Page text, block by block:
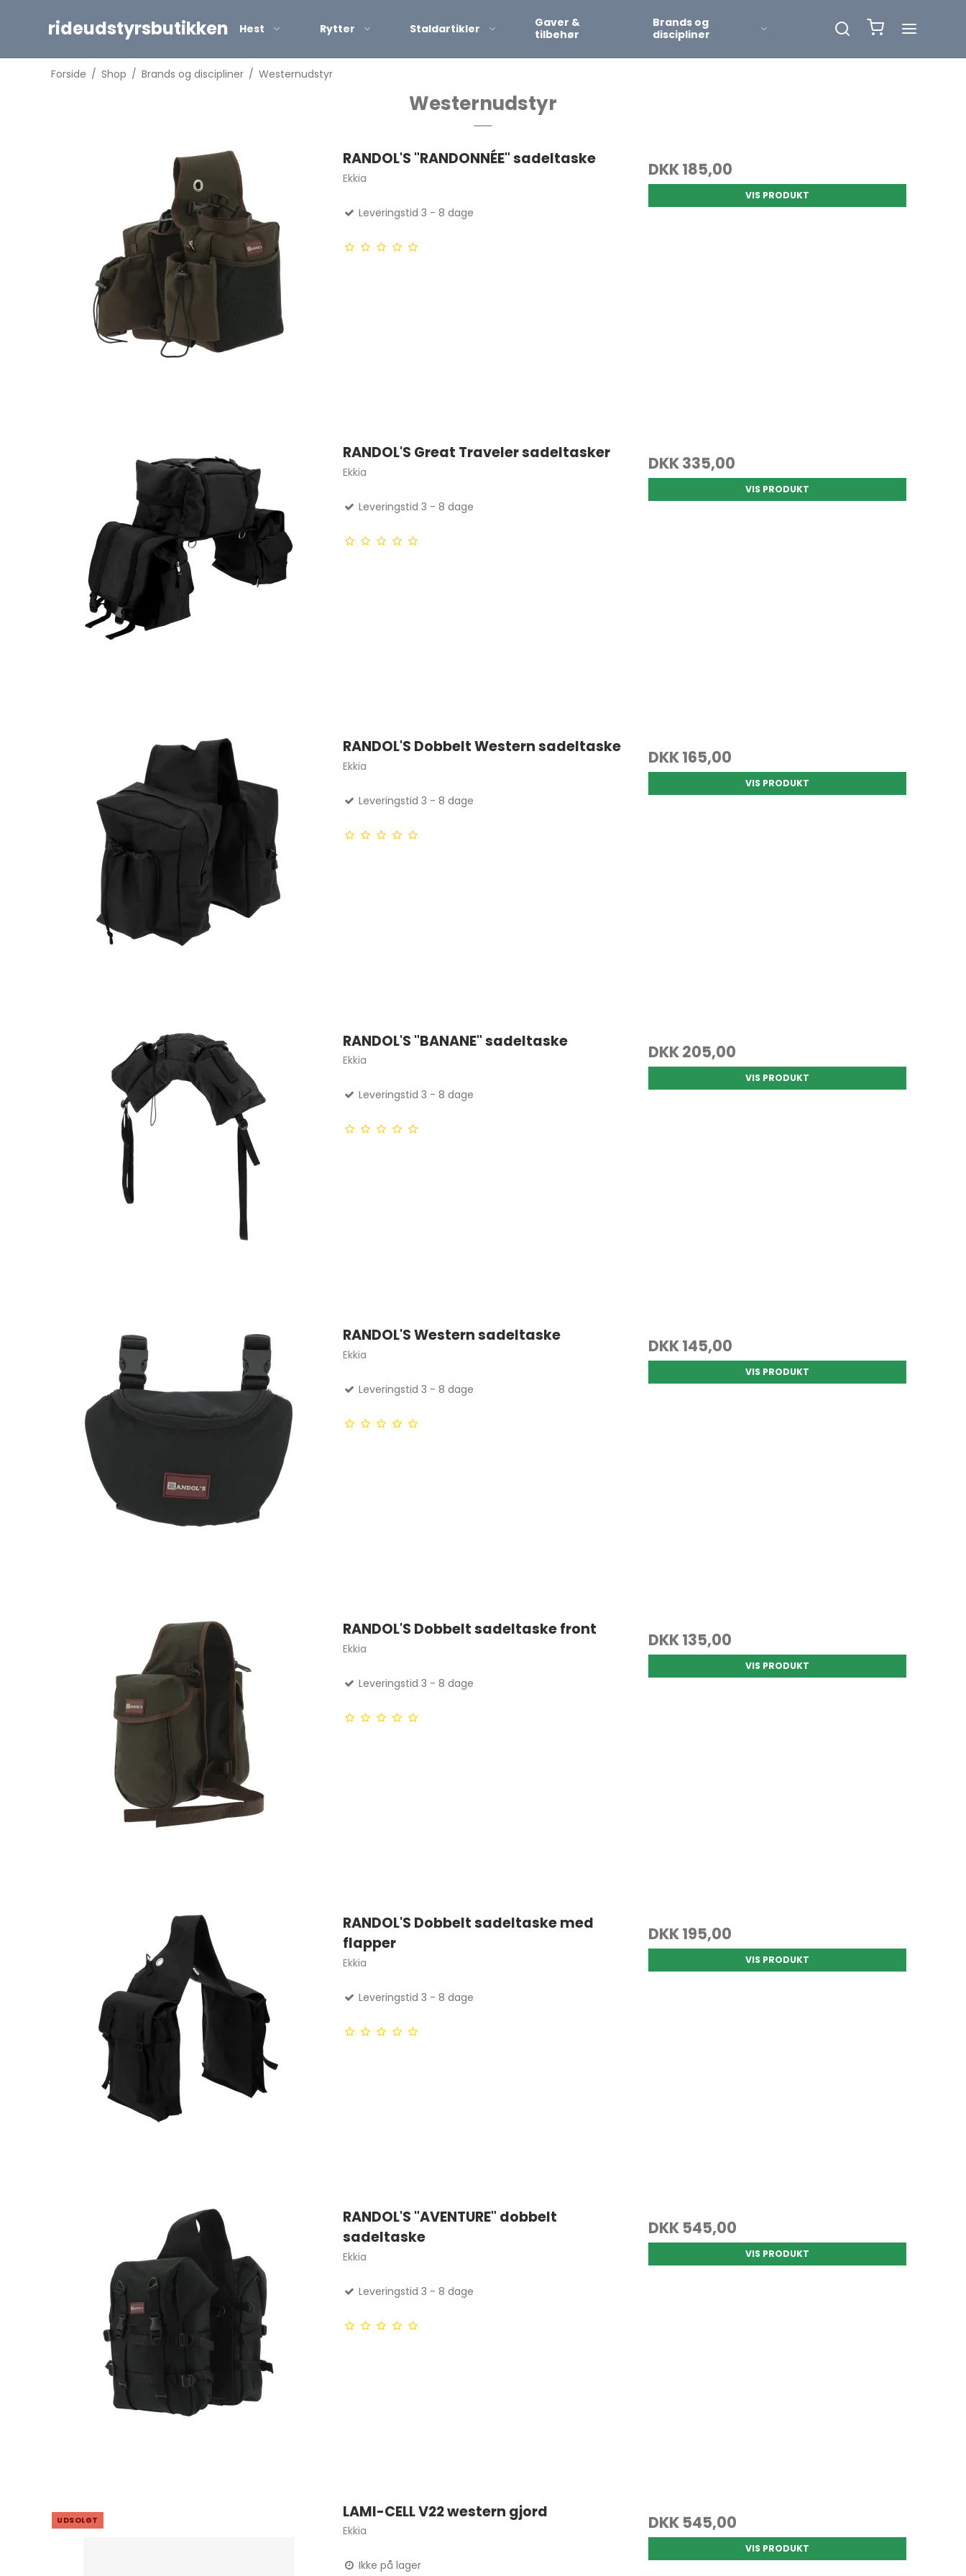
rideudstyrsbutikken Hest Rytter
Leggings
Piske
Sporer
Staldartikler
Gaver &
tilbehør
Brands og
discipliner
Forside / Shop / Brands og discipliner / Westernudstyr
Westernudstyr
RANDOL'S "RANDONNÉE" sadeltaske
Ekkia
Leveringstid 3 - 8 dage
DKK 185,00
VIS PRODUKT
RANDOL'S Great Traveler sadeltasker
Ekkia
Leveringstid 3 - 8 dage
DKK 335,00
VIS PRODUKT
RANDOL'S Dobbelt Western sadeltaske
Ekkia
Leveringstid 3 - 8 dage
DKK 165,00
VIS PRODUKT
RANDOL'S "BANANE" sadeltaske
Ekkia
Leveringstid 3 - 8 dage
DKK 205,00
VIS PRODUKT
RANDOL'S Western sadeltaske
Ekkia
Leveringstid 3 - 8 dage
DKK 145,00
VIS PRODUKT
RANDOL'S Dobbelt sadeltaske front
Ekkia
Leveringstid 3 - 8 dage
DKK 135,00
VIS PRODUKT
RANDOL'S Dobbelt sadeltaske med
flapper
Ekkia
Leveringstid 3 - 8 dage
DKK 195,00
VIS PRODUKT
RANDOL'S "AVENTURE" dobbelt
sadeltaske
Ekkia
Leveringstid 3 - 8 dage
DKK 545,00
VIS PRODUKT
UDSOLGT LAMI-CELL V22 western gjord
Ekkia
Ikke på lager
DKK 545,00
VIS PRODUKT